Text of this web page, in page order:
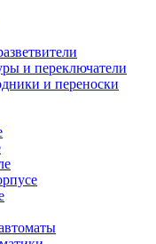
и переключатели
и переноски